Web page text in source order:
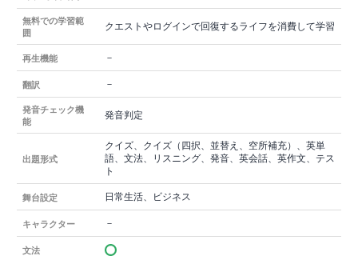
無料での学習範
囲
クエストやログインで回復するライフを消費して学習
再生機能 －
翻訳 －
発音チェック機
能
発音判定
出題形式
クイズ、クイズ（四択、並替え、空所補充）、英単
語、文法、リスニング、発音、英会話、英作文、テス
ト
舞台設定 日常生活、ビジネス
キャラクター －
文法